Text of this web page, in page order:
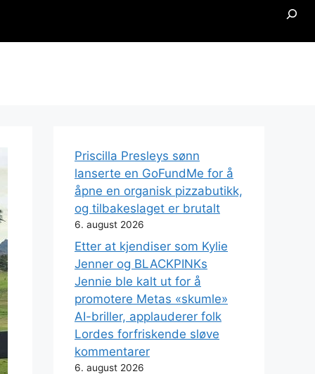
Priscilla Presleys sønn
lanserte en GoFundMe for å
åpne en organisk pizzabutikk,
og tilbakeslaget er brutalt
6. august 2026
Etter at kjendiser som Kylie
Jenner og BLACKPINKs
Jennie ble kalt ut for å
promotere Metas «skumle»
AI-briller, applauderer folk
Lordes forfriskende sløve
kommentarer
6. august 2026